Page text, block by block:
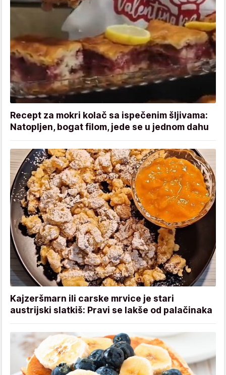
Recept za mokri kolač sa ispečenim šljivama:
Natopljen, bogat filom, jede se u jednom dahu
Kajzeršmarn ili carske mrvice je stari
austrijski slatkiš: Pravi se lakše od palačinaka